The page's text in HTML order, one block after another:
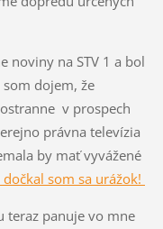
noviny na STV 1 a bol
dojem, že
v prospech
právna televízia
by mať vyvážené
dočkal som sa urážok!
teraz panuje vo mne